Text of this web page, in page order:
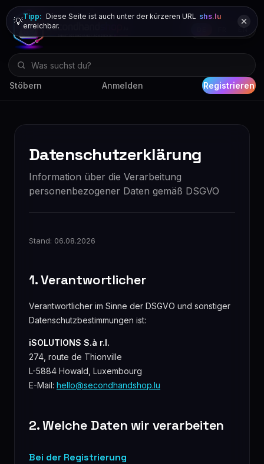
Stöbern Anmelden Registrieren
💡Tipp: Diese Seite ist auch unter der kürzeren URL shs.lu
erreichbar.
Datenschutzerklärung
Information über die Verarbeitung
personenbezogener Daten gemäß DSGVO
Stand: 06.08.2026
1. Verantwortlicher
Verantwortlicher im Sinne der DSGVO und sonstiger
Datenschutzbestimmungen ist:
iSOLUTIONS S.à r.l.
274, route de Thionville
L-5884 Howald, Luxembourg
E-Mail: hello@secondhandshop.lu
2. Welche Daten wir verarbeiten
Bei der Registrierung